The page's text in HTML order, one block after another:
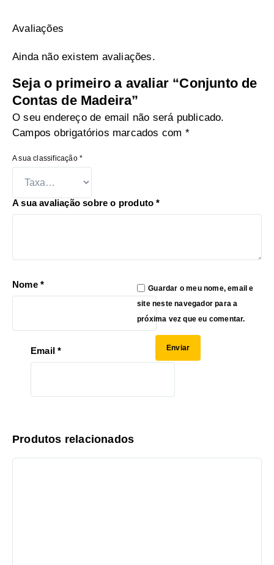
Avaliações
Ainda não existem avaliações.
Seja o primeiro a avaliar “Conjunto de
Contas de Madeira”
O seu endereço de email não será publicado.
Campos obrigatórios marcados com *
A sua classificação *
A sua avaliação sobre o produto*
Nome *
Email*
Guardar o meu nome, email e
site neste navegador para a
próxima vez que eu comentar.
Produtos relacionados